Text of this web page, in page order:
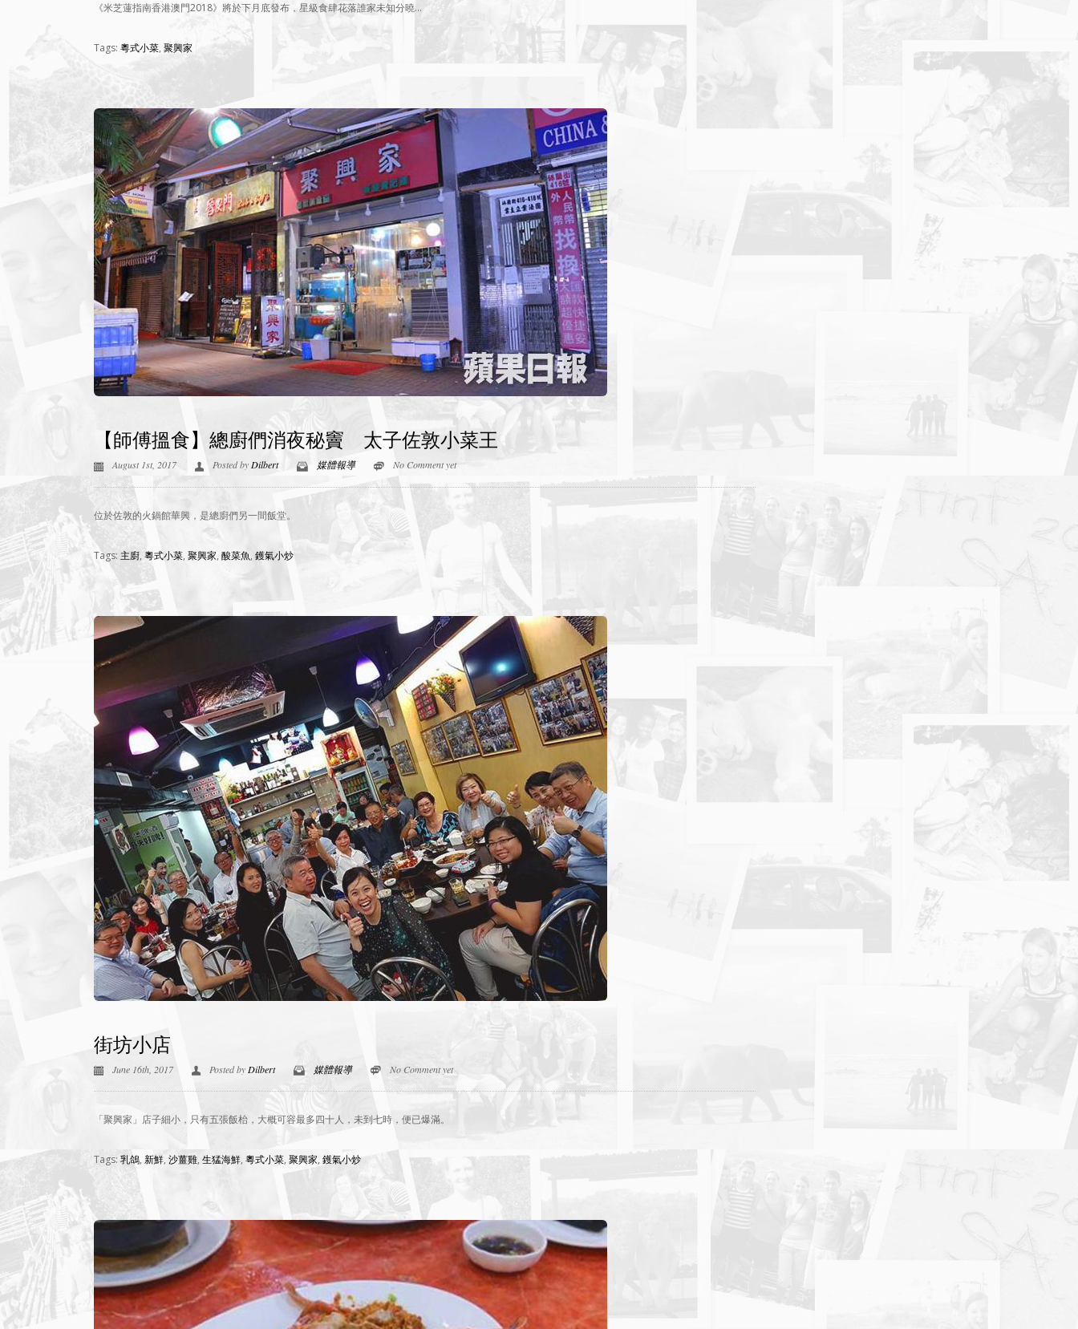
《米芝蓮指南香港澳門2018》將於下月底發布，星級食肆花落誰家未知分曉…
Tags: 粵式小菜, 聚興家
【師傅搵食】總廚們消夜秘竇 太子佐敦小菜王
August 1st, 2017 Posted byDilbert 媒體報導 No Comment yet
位於佐敦的火鍋館華興，是總廚們另一間飯堂。
Tags: 主廚, 粵式小菜, 聚興家, 酸菜魚, 鑊氣小炒
街坊小店
June 16th, 2017 Posted by Dilbert 媒體報導 No Comment yet
「聚興家」店子細小，只有五張飯枱，大概可容最多四十人，未到七時，便已爆滿。
Tags: 乳鴿, 新鮮, 沙薑雞, 生猛海鮮, 粵式小菜, 聚興家, 鑊氣小炒